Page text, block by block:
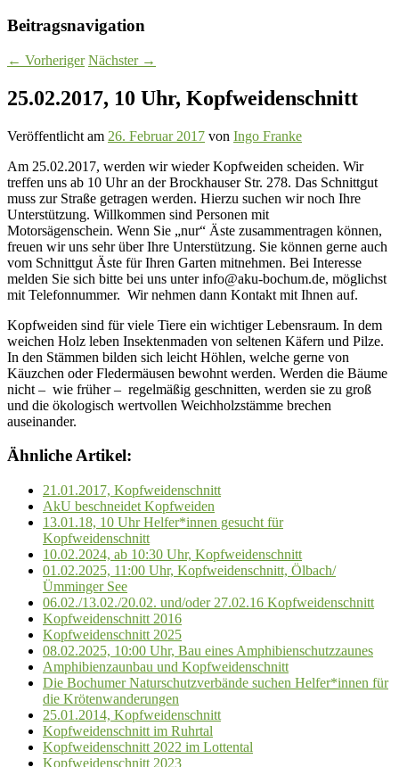
Beitragsnavigation
← Vorheriger Nächster →
25.02.2017, 10 Uhr, Kopfweidenschnitt
Veröffentlicht am 26. Februar 2017 von Ingo Franke
Am 25.02.2017, werden wir wieder Kopfweiden scheiden. Wir
treffen uns ab 10 Uhr an der Brockhauser Str. 278. Das Schnittgut
muss zur Straße getragen werden. Hierzu suchen wir noch Ihre
Unterstützung. Willkommen sind Personen mit
Motorsägenschein. Wenn Sie „nur“ Äste zusammentragen können,
freuen wir uns sehr über Ihre Unterstützung. Sie können gerne auch
vom Schnittgut Äste für Ihren Garten mitnehmen. Bei Interesse
melden Sie sich bitte bei uns unter info@aku-bochum.de, möglichst
mit Telefonnummer. Wir nehmen dann Kontakt mit Ihnen auf.
Kopfweiden sind für viele Tiere ein wichtiger Lebensraum. In dem
weichen Holz leben Insektenmaden von seltenen Käfern und Pilze.
In den Stämmen bilden sich leicht Höhlen, welche gerne von
Käuzchen oder Fledermäusen bewohnt werden. Werden die Bäume
nicht – wie früher – regelmäßig geschnitten, werden sie zu groß
und die ökologisch wertvollen Weichholzstämme brechen
auseinander.
Ähnliche Artikel:
21.01.2017, Kopfweidenschnitt
AkU beschneidet Kopfweiden
13.01.18, 10 Uhr Helfer*innen gesucht für
Kopfweidenschnitt
10.02.2024, ab 10:30 Uhr, Kopfweidenschnitt
01.02.2025, 11:00 Uhr, Kopfweidenschnitt, Ölbach/
Ümminger See
06.02./13.02./20.02. und/oder 27.02.16 Kopfweidenschnitt
Kopfweidenschnitt 2016
Kopfweidenschnitt 2025
08.02.2025, 10:00 Uhr, Bau eines Amphibienschutzzaunes
Amphibienzaunbau und Kopfweidenschnitt
Die Bochumer Naturschutzverbände suchen Helfer*innen für
die Krötenwanderungen
25.01.2014, Kopfweidenschnitt
Kopfweidenschnitt im Ruhrtal
Kopfweidenschnitt 2022 im Lottental
Kopfweidenschnitt 2023